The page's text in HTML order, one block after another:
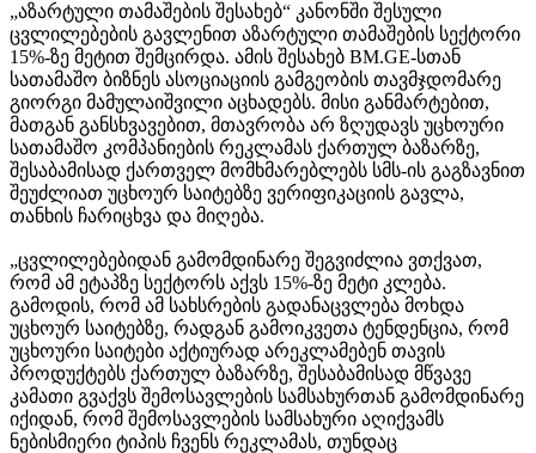
„აზარტული თამაშების შესახებ“ კანონში შესული
ცვლილებების გავლენით აზარტული თამაშების სექტორი
15%-ზე მეტით შემცირდა. ამის შესახებ BM.GE-სთან
სათამაშო ბიზნეს ასოციაციის გამგეობის თავმჯდომარე
გიორგი მამულაიშვილი აცხადებს. მისი განმარტებით,
მათგან განსხვავებით, მთავრობა არ ზღუდავს უცხოური
სათამაშო კომპანიების რეკლამას ქართულ ბაზარზე,
შესაბამისად ქართველ მომხმარებლებს სმს-ის გაგზავნით
შეუძლიათ უცხოურ საიტებზე ვერიფიკაციის გავლა,
თანხის ჩარიცხვა და მიღება.
„ცვლილებებიდან გამომდინარე შეგვიძლია ვთქვათ,
რომ ამ ეტაპზე სექტორს აქვს 15%-ზე მეტი კლება.
გამოდის, რომ ამ სახსრების გადანაცვლება მოხდა
უცხოურ საიტებზე, რადგან გამოიკვეთა ტენდენცია, რომ
უცხოური საიტები აქტიურად არეკლამებენ თავის
პროდუქტებს ქართულ ბაზარზე, შესაბამისად მწვავე
კამათი გვაქვს შემოსავლების სამსახურთან გამომდინარე
იქიდან, რომ შემოსავლების სამსახური აღიქვამს
ნებისმიერი ტიპის ჩვენს რეკლამას, თუნდაც